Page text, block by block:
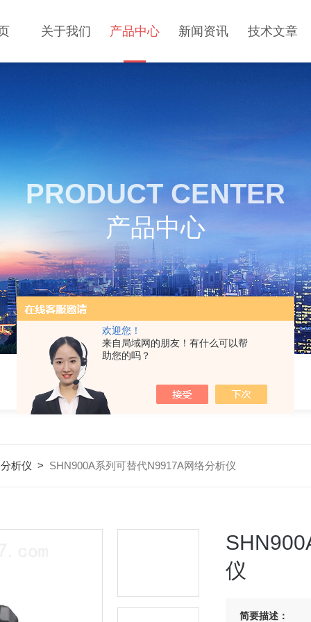
欢迎您！
来自局域网的朋友！有什么可以帮
助您的吗？
关于我们 产品中心 新闻资讯 技术文章
PRODUCT CENTER
产品中心
析仪 > SHN900A系列可替代N9917A网络分析仪
仪
简要描述：